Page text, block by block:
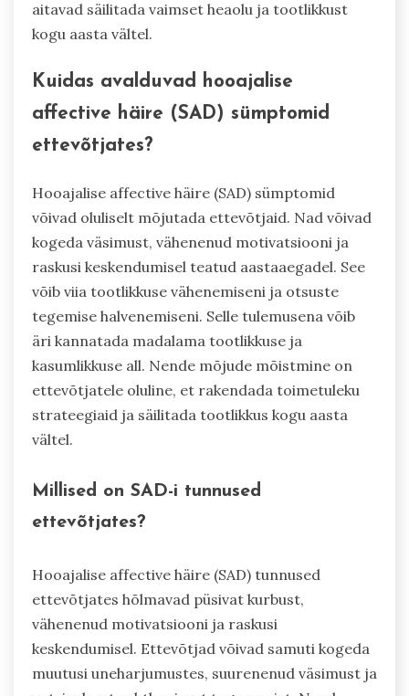
aitavad säilitada vaimset heaolu ja tootlikkust
kogu aasta vältel.
Kuidas avalduvad hooajalise
affective häire (SAD) sümptomid
ettevõtjates?
Hooajalise affective häire (SAD) sümptomid
võivad oluliselt mõjutada ettevõtjaid. Nad võivad
kogeda väsimust, vähenenud motivatsiooni ja
raskusi keskendumisel teatud aastaaegadel. See
võib viia tootlikkuse vähenemiseni ja otsuste
tegemise halvenemiseni. Selle tulemusena võib
äri kannatada madalama tootlikkuse ja
kasumlikkuse all. Nende mõjude mõistmine on
ettevõtjatele oluline, et rakendada toimetuleku
strateegiaid ja säilitada tootlikkus kogu aasta
vältel.
Millised on SAD-i tunnused
ettevõtjates?
Hooajalise affective häire (SAD) tunnused
ettevõtjates hõlmavad püsivat kurbust,
vähenenud motivatsiooni ja raskusi
keskendumisel. Ettevõtjad võivad samuti kogeda
muutusi uneharjumustes, suurenenud väsimust ja